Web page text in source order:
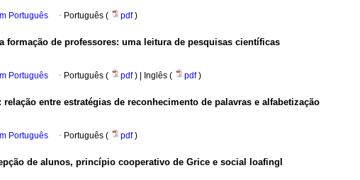
Português · Português ( pdf)
formação de professores: uma leitura de pesquisas científicas
Português · Português ( pdf) | Inglês ( pdf)
entre estratégias de reconhecimento de palavras e alfabetização
Português · Português ( pdf)
de alunos, princípio cooperativo de Grice e social loafingI